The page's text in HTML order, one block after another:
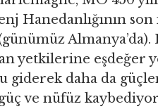
Hanedanlığının
Almanya’da).
yetkilerine eşdeğer
giderek daha da
ve nüfüz